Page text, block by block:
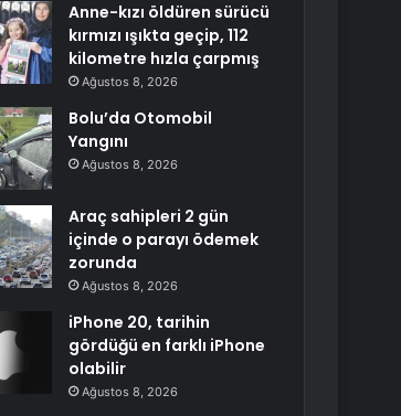
Anne-kızı öldüren sürücü
kırmızı ışıkta geçip, 112
kilometre hızla çarpmış
Ağustos 8, 2026
Bolu’da Otomobil
Yangını
Ağustos 8, 2026
Araç sahipleri 2 gün
içinde o parayı ödemek
zorunda
Ağustos 8, 2026
iPhone 20, tarihin
gördüğü en farklı iPhone
olabilir
Ağustos 8, 2026